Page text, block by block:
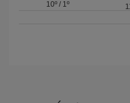
10º / 1º